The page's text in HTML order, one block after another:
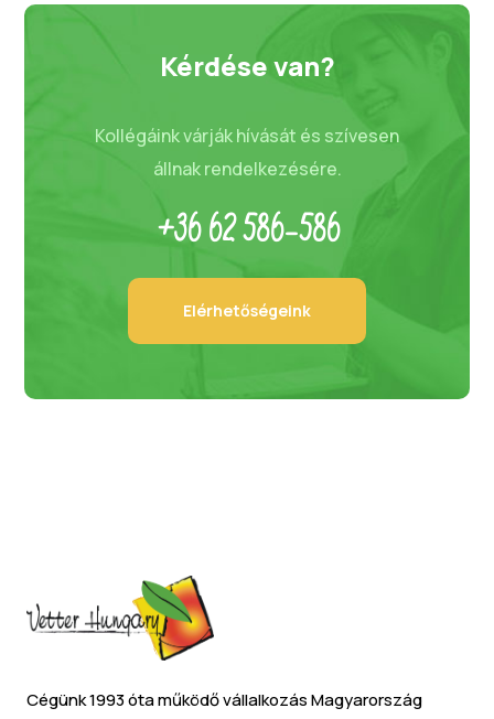
Kérdése van?
Kollégáink várják hívását és szívesen
állnak rendelkezésére.
+36 62 586-586
Elérhetőségeink
Cégünk 1993 óta működő vállalkozás Magyarország